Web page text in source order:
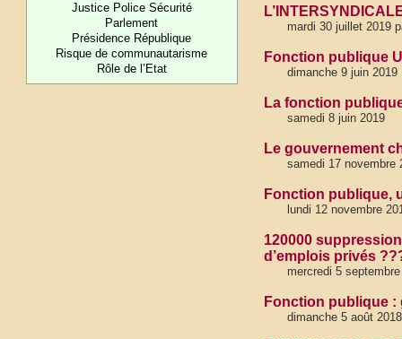
Justice Police Sécurité
Parlement
Présidence République
Risque de communautarisme
Rôle de l’Etat
mardi 30 juillet 2019
Fonction publique
dimanche 9 juin 2019
La fonction
samedi 8 juin 2019
Le gouvernement
samedi 17 novembre
Fonction publique,
lundi 12 novembre
120000
d’emplois privés
mercredi 5
Fonction publique :
dimanche 5 août